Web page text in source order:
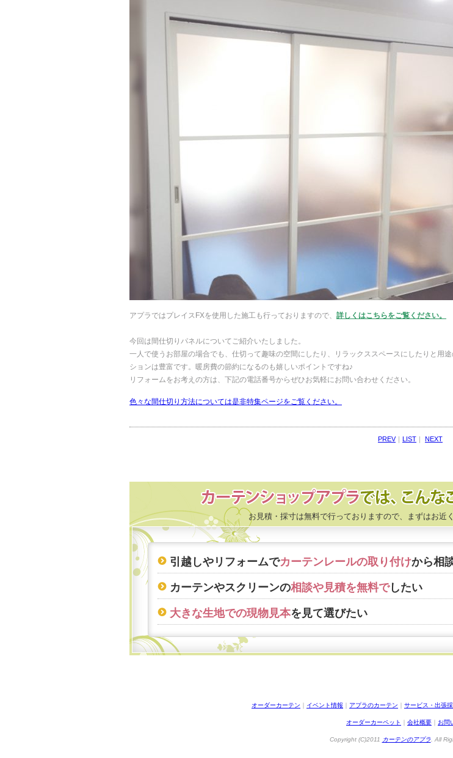
アプラではプレイスFXを使用した施工も行っておりますので、 詳しくはこちらをご覧ください。
今回は間仕切りパネルについてご紹介いたしました。
一人で使うお部屋の場合でも、仕切って趣味の空間にしたり、リラックススペースにしたりと用
ションは豊富です。暖房費の節約になるのも嬉しいポイントですね♪
リフォームをお考えの方は、下記の電話番号からぜひお気軽にお問い合わせください。
色々な間仕切り方法については是非特集ページをご覧ください。
PREV｜ LIST ｜ NEXT
お見積・採寸は無料で行っておりますので、まずはお近
引越しやリフォームでカーテンレールの取り付けから相
カーテンやスクリーンの相談や見積を無料でしたい
大きな生地での現物見本を見て選びたい
オーダーカーテン イベント情報 アプラのカーテン サービス・出張
オーダーカーペット 会社概要 お問
Copyright (C)2011 カーテンのアプラ. All